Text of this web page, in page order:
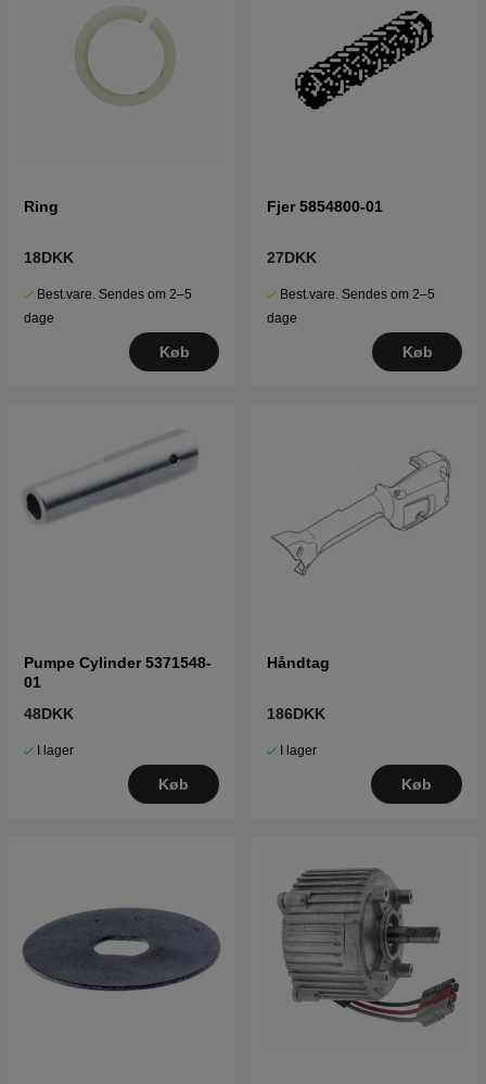
Ring
18DKK
Best.vare. Sendes om 2–5
dage
Køb
Fjer 5854800-01
27DKK
Best.vare. Sendes om 2–5
dage
Køb
Pumpe Cylinder 5371548-
01
48DKK
I lager
Køb
Håndtag
186DKK
I lager
Køb